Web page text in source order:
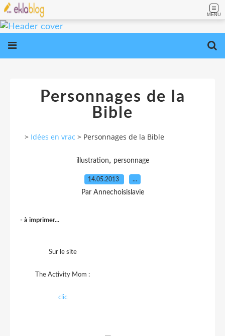
MENU
Personnages de la
Bible
> Idées en vrac > Personnages de la Bible
illustration, personnage
14.05.2013 …
Par Annechoisislavie
- à imprimer...
Sur le site
The Activity Mom :
clic